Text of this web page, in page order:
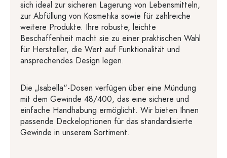
sich ideal zur sicheren Lagerung von Lebensmitteln,
zur Abfüllung von Kosmetika sowie für zahlreiche
weitere Produkte. Ihre robuste, leichte
Beschaffenheit macht sie zu einer praktischen Wahl
für Hersteller, die Wert auf Funktionalität und
ansprechendes Design legen.
Die „Isabella“-Dosen verfügen über eine Mündung
mit dem Gewinde 48/400, das eine sichere und
einfache Handhabung ermöglicht. Wir bieten Ihnen
passende Deckeloptionen für das standardisierte
Gewinde in unserem Sortiment.